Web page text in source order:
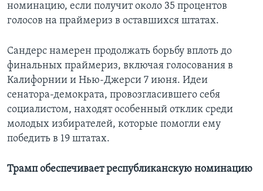
номинацию, если получит около 35 процентов
голосов на праймериз в оставшихся штатах.
Сандерс намерен продолжать борьбу вплоть до
финальных праймериз, включая голосования в
Калифорнии и Нью-Джерси 7 июня. Идеи
сенатора-демократа, провозгласившего себя
социалистом, находят особенный отклик среди
молодых избирателей, которые помогли ему
победить в 19 штатах.
Трамп обеспечивает республиканскую номинацию